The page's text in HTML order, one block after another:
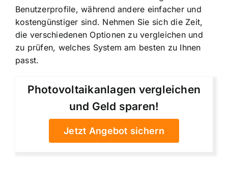
Benutzerprofile, während andere einfacher und
kostengünstiger sind. Nehmen Sie sich die Zeit,
die verschiedenen Optionen zu vergleichen und
zu prüfen, welches System am besten zu Ihnen
passt.
Photovoltaikanlagen vergleichen
und Geld sparen!
Jetzt Angebot sichern